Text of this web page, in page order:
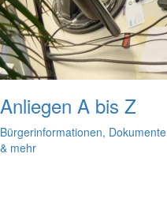
Anliegen A bis Z
Bürgerinformationen, Dokumente
& mehr